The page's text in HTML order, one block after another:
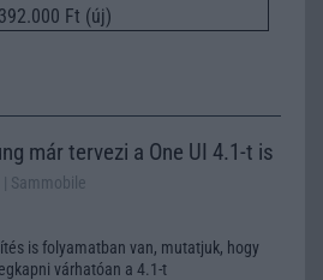
392.000 Ft (új)
már tervezi a One UI 4.1-t is
| Sammobile
is folyamatban van, mutatjuk, hogy
várhatóan a 4.1-t